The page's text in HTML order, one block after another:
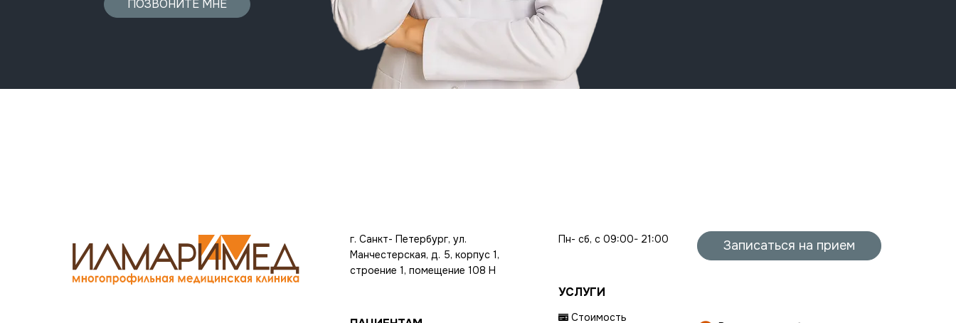
ПОЗВОНИТЕ МНЕ
г. Санкт- Петербург, ул.
Манчестерская, д. 5, корпус 1,
строение 1, помещение 108 Н
Пн- сб, с 09:00- 21:00
УСЛУГИ
Стоимость
Записаться на прием